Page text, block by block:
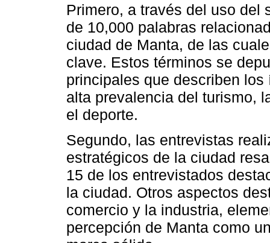
Primero, a través del uso del
de 10,000 palabras
ciudad de Manta, de las
clave. Estos términos se
principales que describen
alta prevalencia del turismo,
el deporte.
Segundo, las entrevistas
estratégicos de la ciudad
15 de los entrevistados
la ciudad. Otros aspectos
comercio y la industria,
percepción de Manta como